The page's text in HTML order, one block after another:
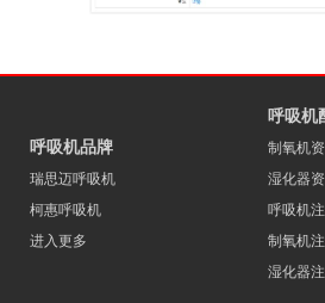
呼吸机品牌
瑞思迈呼吸机
柯惠呼吸机
进入更多
呼吸机
制氧机
湿化器
呼吸机
制氧机
湿化器